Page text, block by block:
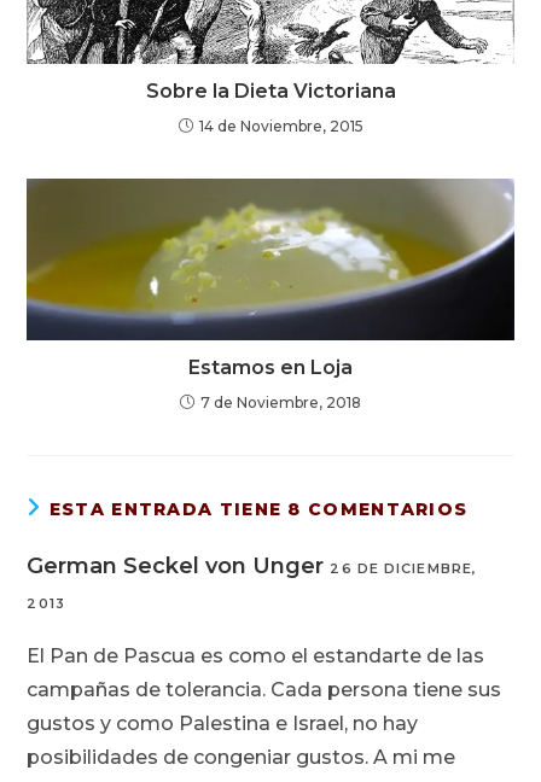
Sobre la Dieta Victoriana
14 de Noviembre, 2015
Estamos en Loja
7 de Noviembre, 2018
ESTA ENTRADA TIENE 8 COMENTARIOS
German Seckel von Unger 26 DE DICIEMBRE,
2013
El Pan de Pascua es como el estandarte de las
campañas de tolerancia. Cada persona tiene sus
gustos y como Palestina e Israel, no hay
posibilidades de congeniar gustos. A mi me